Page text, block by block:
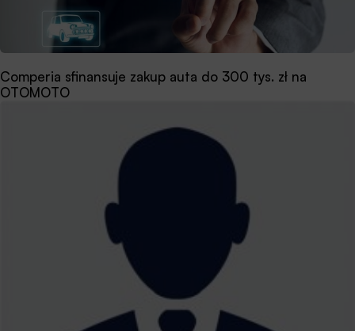
Comperia sfinansuje zakup auta do 300 tys. zł na
OTOMOTO